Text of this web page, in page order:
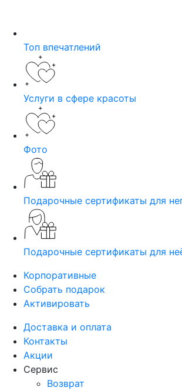
Топ впечатлений
Услуги в сфере красоты
Фото
Подарочные сертификаты для
Подарочные сертификаты для
Корпоративные
Собрать подарок
Активировать
Доставка и оплата
Контакты
Акции
Сервис
Возврат